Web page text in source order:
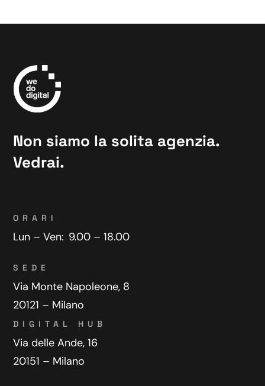
Non siamo la solita agenzia.
Vedrai.
ORARI
Lun – Ven: 9.00 – 18.00
SEDE
Via Monte Napoleone, 8
20121 – Milano
DIGITAL HUB
Via delle Ande, 16
20151 – Milano